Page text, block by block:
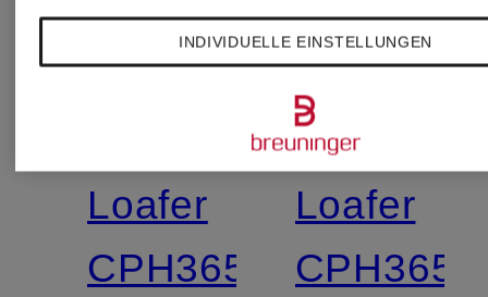
COPENHAGEN
Loafer
CPH365
STUDIOS
Loafer
CPH365
INDIVIDUELLE EINSTELLUNGEN